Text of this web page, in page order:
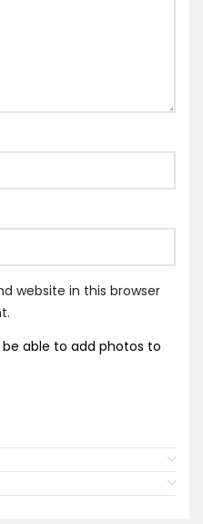
website in this browser
able to add photos to